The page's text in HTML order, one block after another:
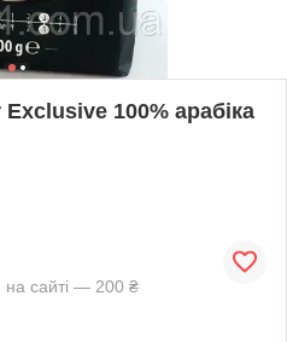
100% арабіка
на сайті — 200 ₴